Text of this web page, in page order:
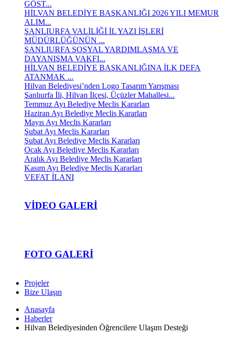
GÖST...
HİLVAN BELEDİYE BAŞKANLIĞI 2026 YILI MEMUR
ALIM...
ŞANLIURFA VALİLİĞİ İL YAZI İŞLERİ
MÜDÜRLÜĞÜNÜN ...
ŞANLIURFA SOSYAL YARDIMLAŞMA VE
DAYANIŞMA VAKFI...
HİLVAN BELEDİYE BAŞKANLIĞINA İLK DEFA
ATANMAK ...
Hilvan Belediyesi’nden Logo Tasarım Yarışması
Şanlıurfa İli, Hilvan İlçesi, Üçüzler Mahallesi...
Temmuz Ayı Belediye Meclis Kararları
Haziran Ayı Belediye Meclis Kararları
Mayıs Ayı Meclis Kararları
Şubat Ayı Meclis Kararları
Şubat Ayı Belediye Meclis Kararları
Ocak Ayı Belediye Meclis Kararları
Aralık Ayı Belediye Meclis Kararları
Kasım Ayı Belediye Meclis Kararları
VEFAT İLANI
VIDEO GALERI
FOTO GALERI
Projeler
Bize Ulaşın
Anasayfa
Haberler
Hilvan Belediyesinden Öğrencilere Ulaşım Desteği